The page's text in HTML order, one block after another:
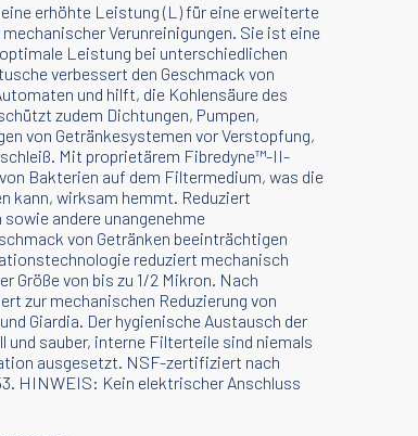
erhöhte Leistung (L) für eine erweiterte
Verunreinigungen. Sie ist eine
Leistung bei unterschiedlichen
verbessert den Geschmack von
und hilft, die Kohlensäure des
zudem Dichtungen, Pumpen,
von Getränkesystemen vor Verstopfung,
Mit proprietärem Fibredyne™-II-
Bakterien auf dem Filtermedium, was die
kann, wirksam hemmt. Reduziert
andere unangenehme
von Getränken beeinträchtigen
reduziert mechanisch
Größe von bis zu 1/2 Mikron. Nach
zur mechanischen Reduzierung von
Giardia. Der hygienische Austausch der
und sauber, interne Filterteile sind niemals
ausgesetzt. NSF-zertifiziert nach
HINWEIS: Kein elektrischer Anschluss